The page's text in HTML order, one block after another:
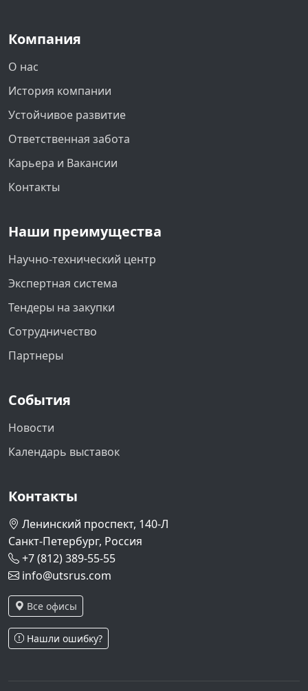
Компания
О нас
История компании
Устойчивое развитие
Ответственная забота
Карьера и Вакансии
Контакты
Наши преимущества
Научно-технический центр
Экспертная система
Тендеры на закупки
Сотрудничество
Партнеры
События
Новости
Календарь выставок
Контакты
Ленинский проспект, 140-Л
Санкт-Петербург, Россия
+7 (812) 389-55-55
info@utsrus.com
Все офисы
Нашли ошибку?